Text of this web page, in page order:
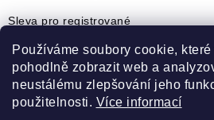
Používáme soubory cookie,
pohodlně zobrazit web a
neustálému zlepšování jeho
použitelnosti. Více informací
Sleva pro registrované
Jak uplatnit slevový kupón?
Jak nakupovat?
Slovník pojmů